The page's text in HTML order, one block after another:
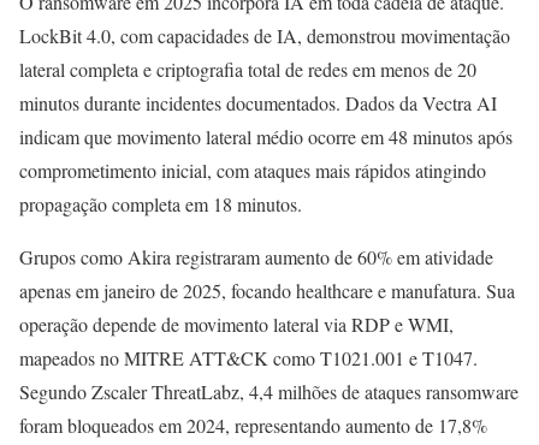
LockBit 4.0, com capacidades de IA, demonstrou movimentação
lateral completa e criptografia total de redes em menos de 20
minutos durante incidentes documentados. Dados da Vectra AI
indicam que movimento lateral médio ocorre em 48 minutos após
comprometimento inicial, com ataques mais rápidos atingindo
propagação completa em 18 minutos.
Grupos como Akira registraram aumento de 60% em atividade
apenas em janeiro de 2025, focando healthcare e manufatura. Sua
operação depende de movimento lateral via RDP e WMI,
mapeados no MITRE ATT&CK como T1021.001 e T1047.
Segundo Zscaler ThreatLabz, 4,4 milhões de ataques ransomware
foram bloqueados em 2024, representando aumento de 17,8%